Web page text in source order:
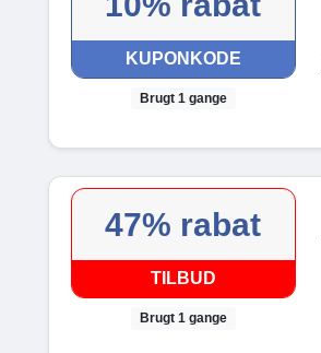
KUPONKODE
Brugt 1 gange
47% rabat
TILBUD
Brugt 1 gange